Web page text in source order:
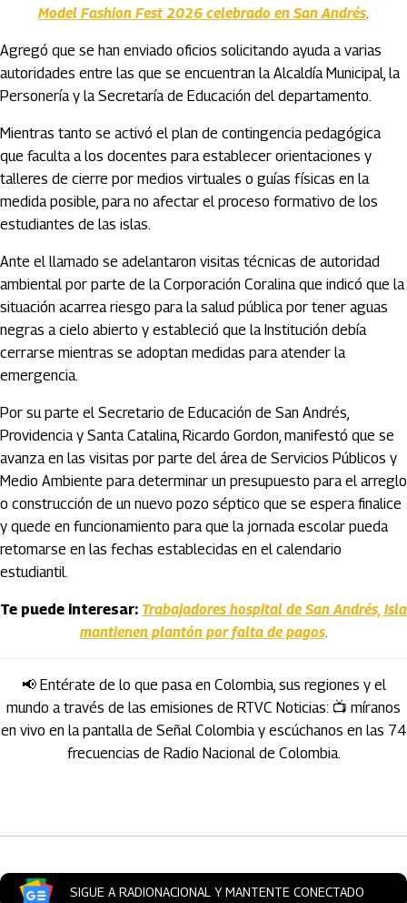
Model Fashion Fest 2026 celebrado en San Andrés.
Agregó que se han enviado oficios solicitando ayuda a varias
autoridades entre las que se encuentran la Alcaldía Municipal, la
Personería y la Secretaría de Educación del departamento.
Mientras tanto se activó el plan de contingencia pedagógica
que faculta a los docentes para establecer orientaciones y
talleres de cierre por medios virtuales o guías físicas en la
medida posible, para no afectar el proceso formativo de los
estudiantes de las islas.
Ante el llamado se adelantaron visitas técnicas de autoridad
ambiental por parte de la Corporación Coralina que indicó que la
situación acarrea riesgo para la salud pública por tener aguas
negras a cielo abierto y estableció que la Institución debía
cerrarse mientras se adoptan medidas para atender la
emergencia.
Por su parte el Secretario de Educación de San Andrés,
Providencia y Santa Catalina, Ricardo Gordon, manifestó que se
avanza en las visitas por parte del área de Servicios Públicos y
Medio Ambiente para determinar un presupuesto para el arreglo
o construcción de un nuevo pozo séptico que se espera finalice
y quede en funcionamiento para que la jornada escolar pueda
retomarse en las fechas establecidas en el calendario
estudiantil.
Te puede interesar: Trabajadores hospital de San Andrés, Isla
mantienen plantón por falta de pagos.
📢 Entérate de lo que pasa en Colombia, sus regiones y el
mundo a través de las emisiones de RTVC Noticias: 📺 míranos
en vivo en la pantalla de Señal Colombia y escúchanos en las 74
frecuencias de Radio Nacional de Colombia.
SIGUE A RADIONACIONAL Y MANTENTE CONECTADO